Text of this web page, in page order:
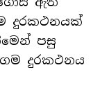
දුරකථනයක්
පසු
දුරකථනය